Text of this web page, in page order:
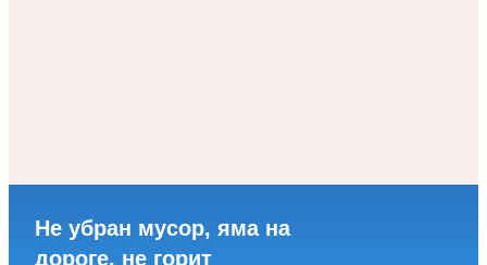
Не убран мусор, яма на
дороге, не горит